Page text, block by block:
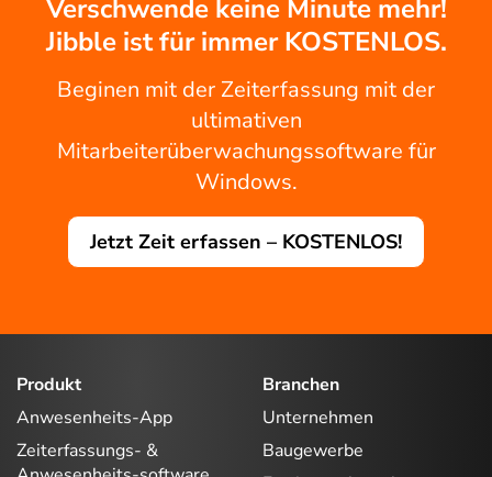
Verschwende keine Minute mehr!
Jibble ist für immer KOSTENLOS.
Beginen mit der Zeiterfassung mit der
ultimativen
Mitarbeiterüberwachungssoftware für
Windows.
Jetzt Zeit erfassen – KOSTENLOS!
Produkt
Anwesenheits-App
Zeiterfassungs- &
Branchen
Unternehmen
Baugewerbe